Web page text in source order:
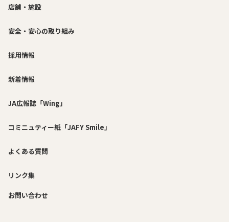
店舗・施設
安全・安心の取り組み
採用情報
新着情報
JA広報誌「Wing」
コミニュティー紙「JAFY Smile」
よくある質問
リンク集
お問い合わせ